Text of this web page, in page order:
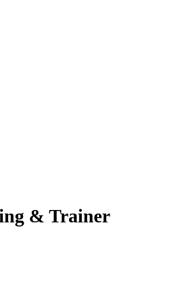
& Trainer